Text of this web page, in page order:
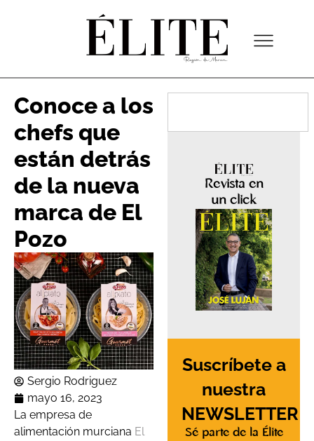
Conoce a los
chefs que
están detrás
de la nueva
marca de El
Pozo
Sergio Rodriguez
mayo 16, 2023
La empresa de
alimentación murciana El
Revista en
un click
Suscríbete a
nuestra
NEWSLETTER
Sé parte de la Élite